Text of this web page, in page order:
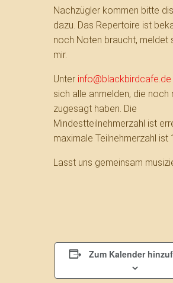
Nachzügler kommen bitte
dazu. Das Repertoire ist
noch Noten braucht, meldet
mir.
Unter info@blackbirdcafe.de
sich alle anmelden, die noch
zugesagt haben. Die
Mindestteilnehmerzahl ist
maximale Teilnehmerzahl ist
Lasst uns gemeinsam
Zum Kalender